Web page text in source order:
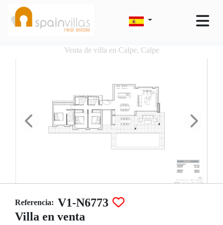
Venta de villa en Calpe, Calpe
Referencia: V1-N6773
Villa en venta